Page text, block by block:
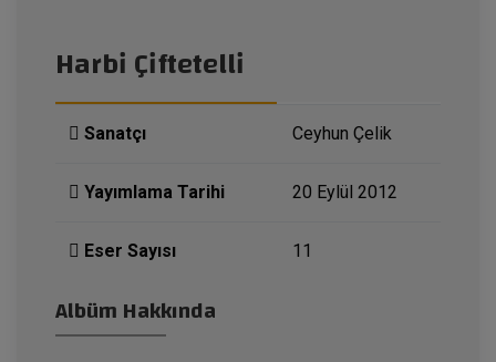
Harbi Çiftetelli
Sanatçı Ceyhun Çelik
Yayımlama Tarihi 20 Eylül 2012
Eser Sayısı 11
Albüm Hakkında